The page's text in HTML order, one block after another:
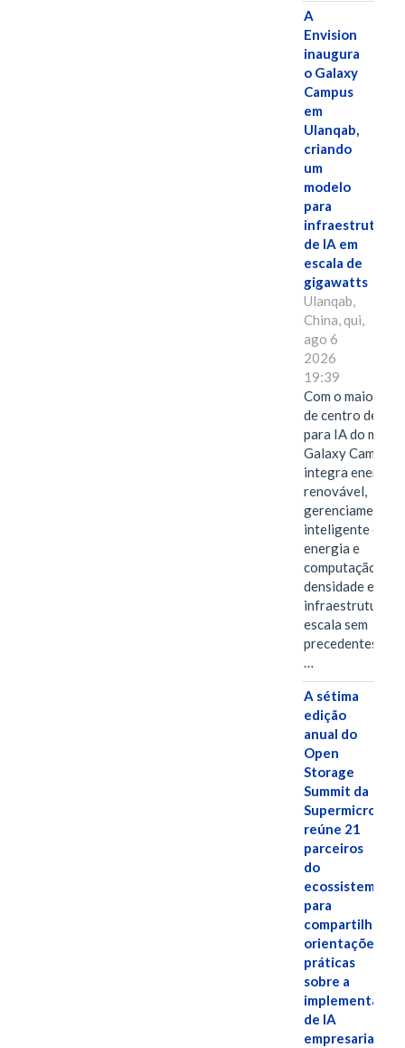
A
Envision
inaugura
o Galaxy
Campus
em
Ulanqab,
criando
um
modelo
para
infraestrutura
de IA em
escala de
gigawatts
Ulanqab,
China, qui,
ago 6
2026
19:39
Com o maior
de centro de
para IA do
Galaxy Campus
integra energia
renovável,
gerenciamento
inteligente de
energia e
computação de
densidade em
infraestrutura
escala sem
…
A sétima
edição
anual do
Open
Storage
Summit da
Supermicro
reúne 21
parceiros
do
ecossistema
para
compartilhar
orientações
práticas
sobre a
implementação
de IA
empresarial